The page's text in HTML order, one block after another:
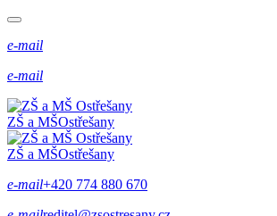
e-mail
e-mail
ZŠ a MŠOstřešany
ZŠ a MŠOstřešany
e-mail+420 774 880 670